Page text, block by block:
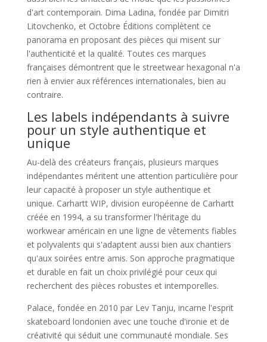
d'art contemporain. Dima Ladina, fondée par Dimitri
Litovchenko, et Octobre Éditions complètent ce
panorama en proposant des pièces qui misent sur
l'authenticité et la qualité. Toutes ces marques
françaises démontrent que le streetwear hexagonal n'a
rien à envier aux références internationales, bien au
contraire.
Les labels indépendants à suivre
pour un style authentique et
unique
Au-delà des créateurs français, plusieurs marques
indépendantes méritent une attention particulière pour
leur capacité à proposer un style authentique et
unique. Carhartt WIP, division européenne de Carhartt
créée en 1994, a su transformer l'héritage du
workwear américain en une ligne de vêtements fiables
et polyvalents qui s'adaptent aussi bien aux chantiers
qu'aux soirées entre amis. Son approche pragmatique
et durable en fait un choix privilégié pour ceux qui
recherchent des pièces robustes et intemporelles.
Palace, fondée en 2010 par Lev Tanju, incarne l'esprit
skateboard londonien avec une touche d'ironie et de
créativité qui séduit une communauté mondiale. Ses